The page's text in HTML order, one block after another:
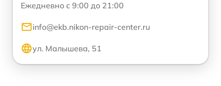
Ежедневно с 9:00 до 21:00
info@ekb.nikon-repair-center.ru
ул. Малышева, 51